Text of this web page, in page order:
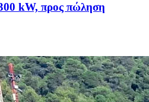
kW, προς πώληση